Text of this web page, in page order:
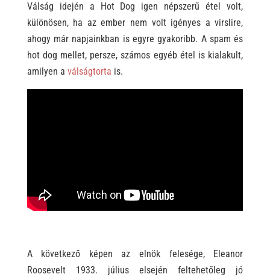
Válság idején a Hot Dog igen népszerű étel volt,
különösen, ha az ember nem volt igényes a virslire,
ahogy már napjainkban is egyre gyakoribb. A spam és
hot dog mellet, persze, számos egyéb étel is kialakult,
amilyen a válságtorta is.
A következő képen az elnök felesége, Eleanor
Roosevelt 1933. július elsején feltehetőleg jó